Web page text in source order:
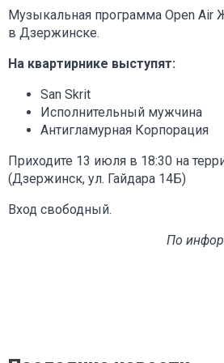
Музыкальная программа Open Air
в Дзержинске.
На квартирнике выступят:
San Skrit
Исполнительный мужчина
Антигламурная Корпорация
Приходите 13 июля в 18:30 на
(Дзержинск, ул. Гайдара 14Б)
Вход свободный.
По